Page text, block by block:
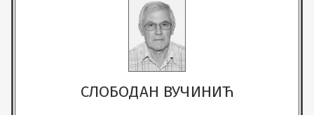
СЛОБОДАН ВУЧИНИЋ